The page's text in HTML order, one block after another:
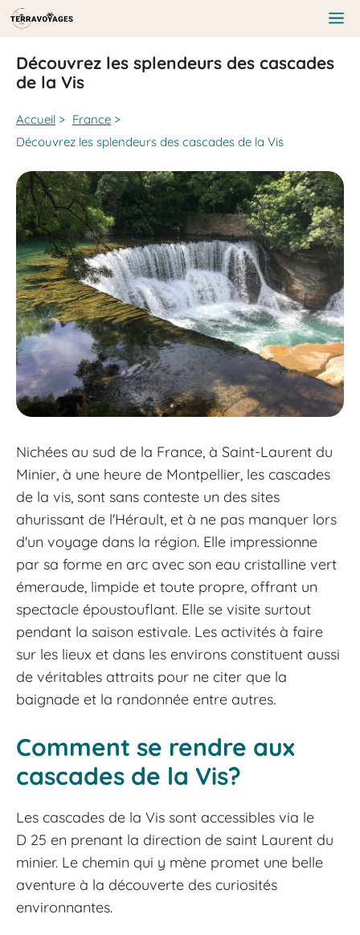
Aller
au
contenu
Découvrez les splendeurs des cascades
de la Vis
Accueil > France >
Découvrez les splendeurs des cascades de la Vis
Nichées au sud de la France, à Saint-Laurent du
Minier, à une heure de Montpellier, les cascades
de la vis, sont sans conteste un des sites
ahurissant de l'Hérault, et à ne pas manquer lors
d'un voyage dans la région. Elle impressionne
par sa forme en arc avec son eau cristalline vert
émeraude, limpide et toute propre, offrant un
spectacle époustouflant. Elle se visite surtout
pendant la saison estivale. Les activités à faire
sur les lieux et dans les environs constituent aussi
de véritables attraits pour ne citer que la
baignade et la randonnée entre autres.
Comment se rendre aux
cascades de la Vis?
Les cascades de la Vis sont accessibles via le
D 25 en prenant la direction de saint Laurent du
minier. Le chemin qui y mène promet une belle
aventure à la découverte des curiosités
environnantes.